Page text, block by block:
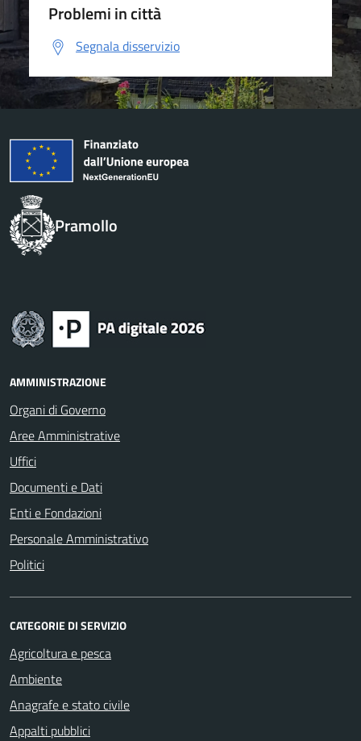
Problemi in città
Segnala disservizio
Pramollo
AMMINISTRAZIONE
Organi di Governo
Aree Amministrative
Uffici
Documenti e Dati
Enti e Fondazioni
Personale Amministrativo
Politici
CATEGORIE DI SERVIZIO
Agricoltura e pesca
Ambiente
Anagrafe e stato civile
Appalti pubblici